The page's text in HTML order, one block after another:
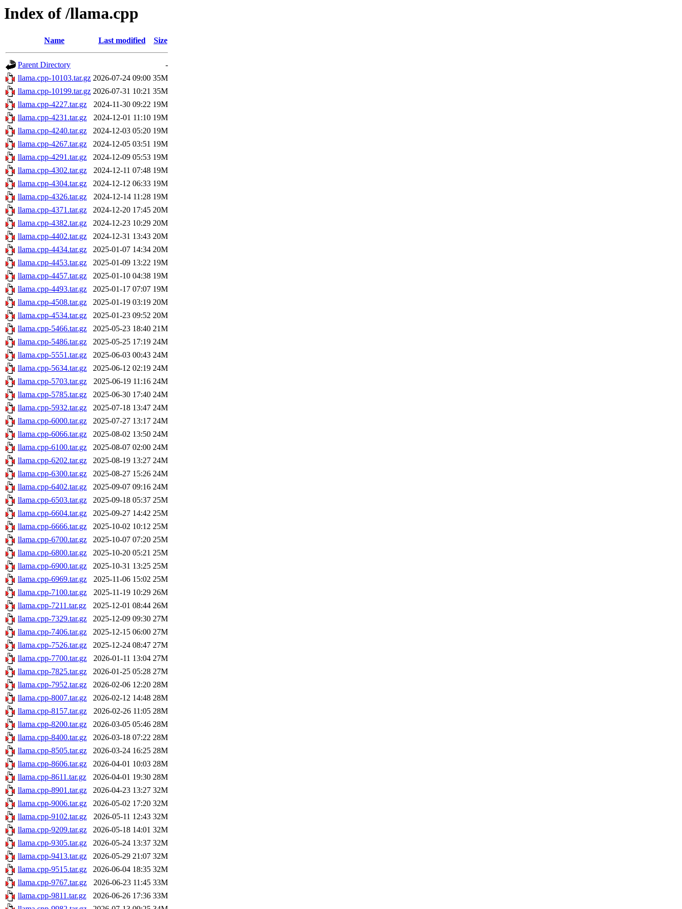
Index of /llama.cpp
Name Last modified Size
Parent Directory
-
llama.cpp-10103.tar.gz 2026-07-24 09:00 35M
llama.cpp-10199.tar.gz 2026-07-31 10:21 35M
llama.cpp-4227.tar.gz
2024-11-30 09:22 19M
llama.cpp-4231.tar.gz
2024-12-01 11:10 19M
llama.cpp-4240.tar.gz
2024-12-03 05:20 19M
llama.cpp-4267.tar.gz
2024-12-05 03:51 19M
llama.cpp-4291.tar.gz
2024-12-09 05:53 19M
llama.cpp-4302.tar.gz
2024-12-11 07:48 19M
llama.cpp-4304.tar.gz
2024-12-12 06:33 19M
llama.cpp-4326.tar.gz
2024-12-14 11:28 19M
llama.cpp-4371.tar.gz
2024-12-20 17:45 20M
llama.cpp-4382.tar.gz
2024-12-23 10:29 20M
llama.cpp-4402.tar.gz
2024-12-31 13:43 20M
llama.cpp-4434.tar.gz
2025-01-07 14:34 20M
llama.cpp-4453.tar.gz
2025-01-09 13:22 19M
llama.cpp-4457.tar.gz
2025-01-10 04:38 19M
llama.cpp-4493.tar.gz
2025-01-17 07:07 19M
llama.cpp-4508.tar.gz
2025-01-19 03:19 20M
llama.cpp-4534.tar.gz
2025-01-23 09:52 20M
llama.cpp-5466.tar.gz
2025-05-23 18:40 21M
llama.cpp-5486.tar.gz
2025-05-25 17:19 24M
llama.cpp-5551.tar.gz
2025-06-03 00:43 24M
llama.cpp-5634.tar.gz
2025-06-12 02:19 24M
llama.cpp-5703.tar.gz
2025-06-19 11:16 24M
llama.cpp-5785.tar.gz
2025-06-30 17:40 24M
llama.cpp-5932.tar.gz
2025-07-18 13:47 24M
llama.cpp-6000.tar.gz
2025-07-27 13:17 24M
llama.cpp-6066.tar.gz
2025-08-02 13:50 24M
llama.cpp-6100.tar.gz
2025-08-07 02:00 24M
llama.cpp-6202.tar.gz
2025-08-19 13:27 24M
llama.cpp-6300.tar.gz
2025-08-27 15:26 24M
llama.cpp-6402.tar.gz
2025-09-07 09:16 24M
llama.cpp-6503.tar.gz
2025-09-18 05:37 25M
llama.cpp-6604.tar.gz
2025-09-27 14:42 25M
llama.cpp-6666.tar.gz
2025-10-02 10:12 25M
llama.cpp-6700.tar.gz
2025-10-07 07:20 25M
llama.cpp-6800.tar.gz
2025-10-20 05:21 25M
llama.cpp-6900.tar.gz
2025-10-31 13:25 25M
llama.cpp-6969.tar.gz
2025-11-06 15:02 25M
llama.cpp-7100.tar.gz
2025-11-19 10:29 26M
llama.cpp-7211.tar.gz
2025-12-01 08:44 26M
llama.cpp-7329.tar.gz
2025-12-09 09:30 27M
llama.cpp-7406.tar.gz
2025-12-15 06:00 27M
llama.cpp-7526.tar.gz
2025-12-24 08:47 27M
llama.cpp-7700.tar.gz
2026-01-11 13:04 27M
llama.cpp-7825.tar.gz
2026-01-25 05:28 27M
llama.cpp-7952.tar.gz
2026-02-06 12:20 28M
llama.cpp-8007.tar.gz
2026-02-12 14:48 28M
llama.cpp-8157.tar.gz
2026-02-26 11:05 28M
llama.cpp-8200.tar.gz
2026-03-05 05:46 28M
llama.cpp-8400.tar.gz
2026-03-18 07:22 28M
llama.cpp-8505.tar.gz
2026-03-24 16:25 28M
llama.cpp-8606.tar.gz
2026-04-01 10:03 28M
llama.cpp-8611.tar.gz
2026-04-01 19:30 28M
llama.cpp-8901.tar.gz
2026-04-23 13:27 32M
llama.cpp-9006.tar.gz
2026-05-02 17:20 32M
llama.cpp-9102.tar.gz
2026-05-11 12:43 32M
llama.cpp-9209.tar.gz
2026-05-18 14:01 32M
llama.cpp-9305.tar.gz
2026-05-24 13:37 32M
llama.cpp-9413.tar.gz
2026-05-29 21:07 32M
llama.cpp-9515.tar.gz
2026-06-04 18:35 32M
llama.cpp-9767.tar.gz
2026-06-23 11:45 33M
llama.cpp-9811.tar.gz
2026-06-26 17:36 33M